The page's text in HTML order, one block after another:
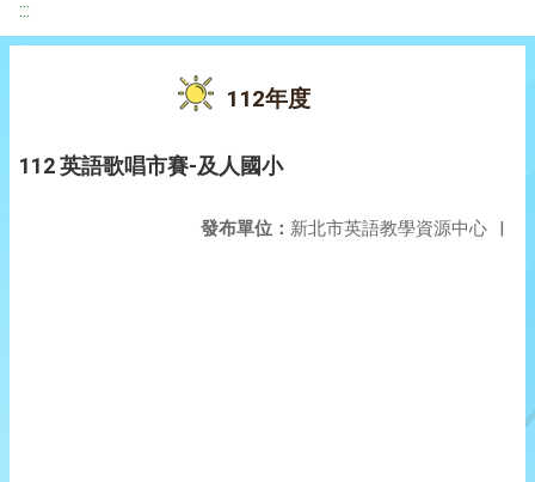
:::
112年度
112 英語歌唱市賽-及人國小
發布單位： 新北市英語教學資源中心 |